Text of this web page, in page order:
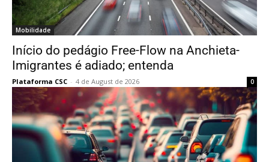
Mobilidade
Início do pedágio Free-Flow na Anchieta-
Imigrantes é adiado; entenda
Plataforma CSC - 4 de August de 2026 0